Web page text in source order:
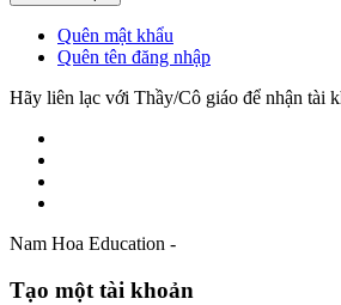
Quên mật khẩu
Quên tên đăng nhập
Hãy liên lạc với Thầy/Cô giáo để nhận tài
Nam Hoa Education -
Tạo một tài khoản